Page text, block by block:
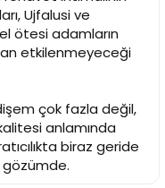
Ujfalusi ve
ötesi adamların
etkilenmeyeceği
çok fazla değil,
anlamında
biraz geride
gözümde.